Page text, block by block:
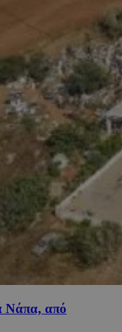
Νάπα, από